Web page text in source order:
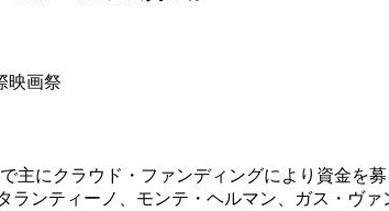
映画祭
主にクラウド・ファンディングにより資金を
ランティーノ、モンテ・ヘルマン、ガス・ヴァ